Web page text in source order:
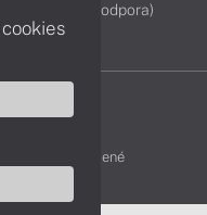
(vzdialená podpora)
práva vyhradené